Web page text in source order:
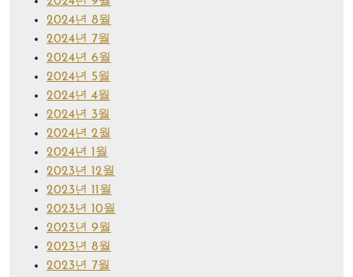
2024년 8월
2024년 7월
2024년 6월
2024년 5월
2024년 4월
2024년 3월
2024년 2월
2024년 1월
2023년 12월
2023년 11월
2023년 10월
2023년 9월
2023년 8월
2023년 7월